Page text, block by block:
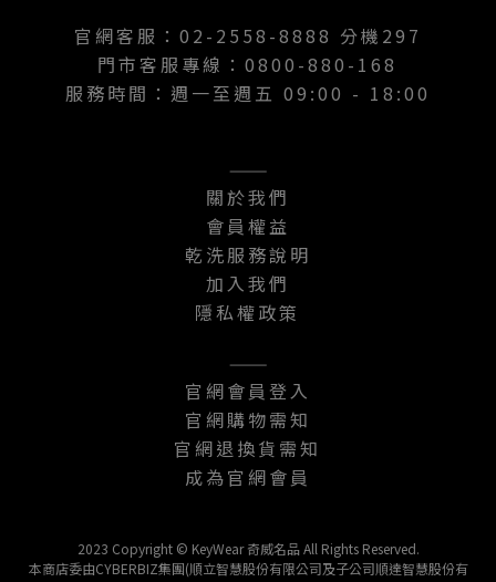
官網客服：02-2558-8888 分機297
門市客服專線：0800-880-168
服務時間：週一至週五 09:00 - 18:00
———
關於我們
會員權益
乾洗服務說明
加入我們
隱私權政策
———
官網會員登入
官網購物需知
官網退換貨需知
成為官網會員
2023 Copyright © KeyWear 奇威名品 All Rights Reserved.
本商店委由CYBERBIZ集團(順立智慧股份有限公司及子公司順達智慧股份有